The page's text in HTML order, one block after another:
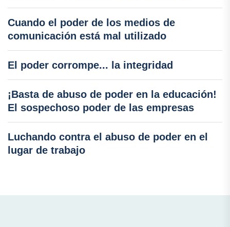
Cuando el poder de los medios de
comunicación está mal utilizado
El poder corrompe... la integridad
¡Basta de abuso de poder en la educación!
El sospechoso poder de las empresas
Luchando contra el abuso de poder en el
lugar de trabajo